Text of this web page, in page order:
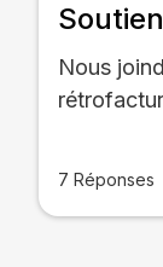
Nous
7 Réponses